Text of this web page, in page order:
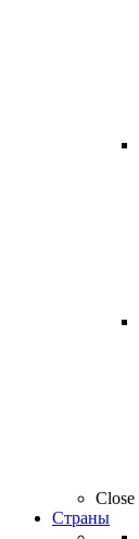
Close
Страны